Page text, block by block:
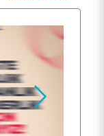
Sonraki